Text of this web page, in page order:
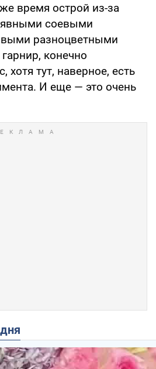
время острой из-за
явными соевыми
разноцветными
конечно
хотя тут, наверное, есть
И еще — это очень